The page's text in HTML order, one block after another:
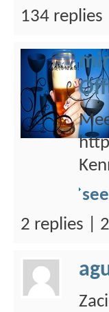
134
2 replies |